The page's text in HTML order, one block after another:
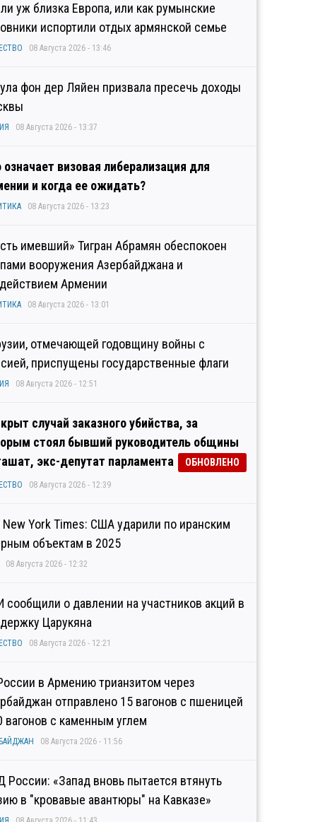
уж близка Европа, или как румынские
испортили отдых армянской семье
08 Августа 2026 - 13:46
фон дер Ляйен призвала пресечь доходы
08 Августа 2026 - 13:37
означает визовая либерализация для
и когда ее ожидать?
08 Августа 2026 - 13:23
имевший» Тигран Абрамян обеспокоен
вооружения Азербайджана и
Армении
08 Августа 2026 - 13:01
отмечающей годовщину войны с
приспущены государственные флаги
08 Августа 2026 - 12:51
случай заказного убийства, за
стоял бывший руководитель общины
экс-депутат парламента
ОБНОВЛЕНО
08 Августа 2026 - 12:39
New York Times: США ударили по иранским
объектам в 2025
08 Августа 2026 - 12:32
сообщили о давлении на участников акций в
Царукяна
08 Августа 2026 - 12:21
в Армению трианзитом через
отправлено 15 вагонов с пшеницей
вагонов с каменным углем
08 Августа 2026 - 11:56
России: «Запад вновь пытается втянуть
в "кровавые авантюры" на Кавказе»